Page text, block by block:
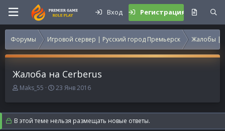
Вход Регистрация
Форумы Игровой сервер | Русский город Премьерск Жалобы |
Жалоба на Cerberus
А
т
о
р
Maks_55
Д
т
а
н
23 Янв 2016
В этой теме нельзя размещать новые ответы.